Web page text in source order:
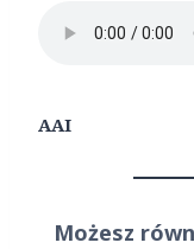
AAI
Możesz